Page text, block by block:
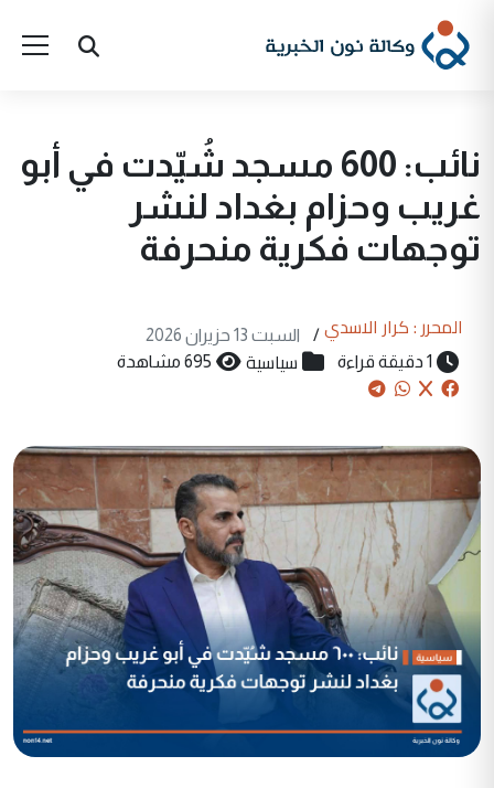
نائب: 600 مسجد شُيّدت في أبو
غريب وحزام بغداد لنشر
توجهات فكرية منحرفة
المحرر : كرار الاسدي /
السبت 13 حزيران 2026
1 دقيقة قراءة
سياسية 695 مشاهدة